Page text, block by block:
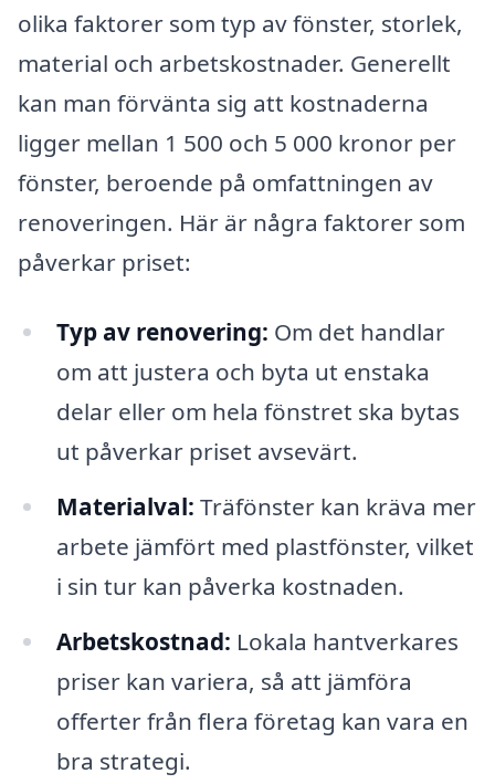
olika faktorer som typ av fönster, storlek,
material och arbetskostnader. Generellt
kan man förvänta sig att kostnaderna
ligger mellan 1 500 och 5 000 kronor per
fönster, beroende på omfattningen av
renoveringen. Här är några faktorer som
påverkar priset:
Typ av renovering: Om det handlar
om att justera och byta ut enstaka
delar eller om hela fönstret ska bytas
ut påverkar priset avsevärt.
Materialval: Träfönster kan kräva mer
arbete jämfört med plastfönster, vilket
i sin tur kan påverka kostnaden.
Arbetskostnad: Lokala hantverkares
priser kan variera, så att jämföra
offerter från flera företag kan vara en
bra strategi.